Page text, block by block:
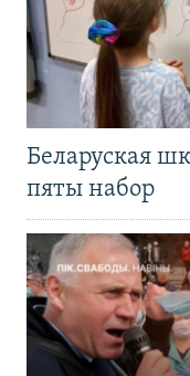
Беларуская
пяты набор